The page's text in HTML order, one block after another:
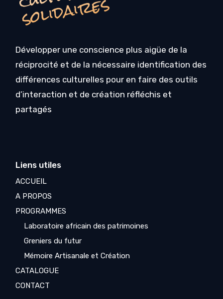
s
Développer une conscience plus aigüe de la
réciprocité et de la nécessaire identification des
différences culturelles pour en faire des outils
d’interaction et de création réfléchis et
partagés
Liens utiles
ACCUEIL
A PROPOS
PROGRAMMES
Laboratoire africain des patrimoines
Greniers du futur
Mémoire Artisanale et Création
CATALOGUE
CONTACT